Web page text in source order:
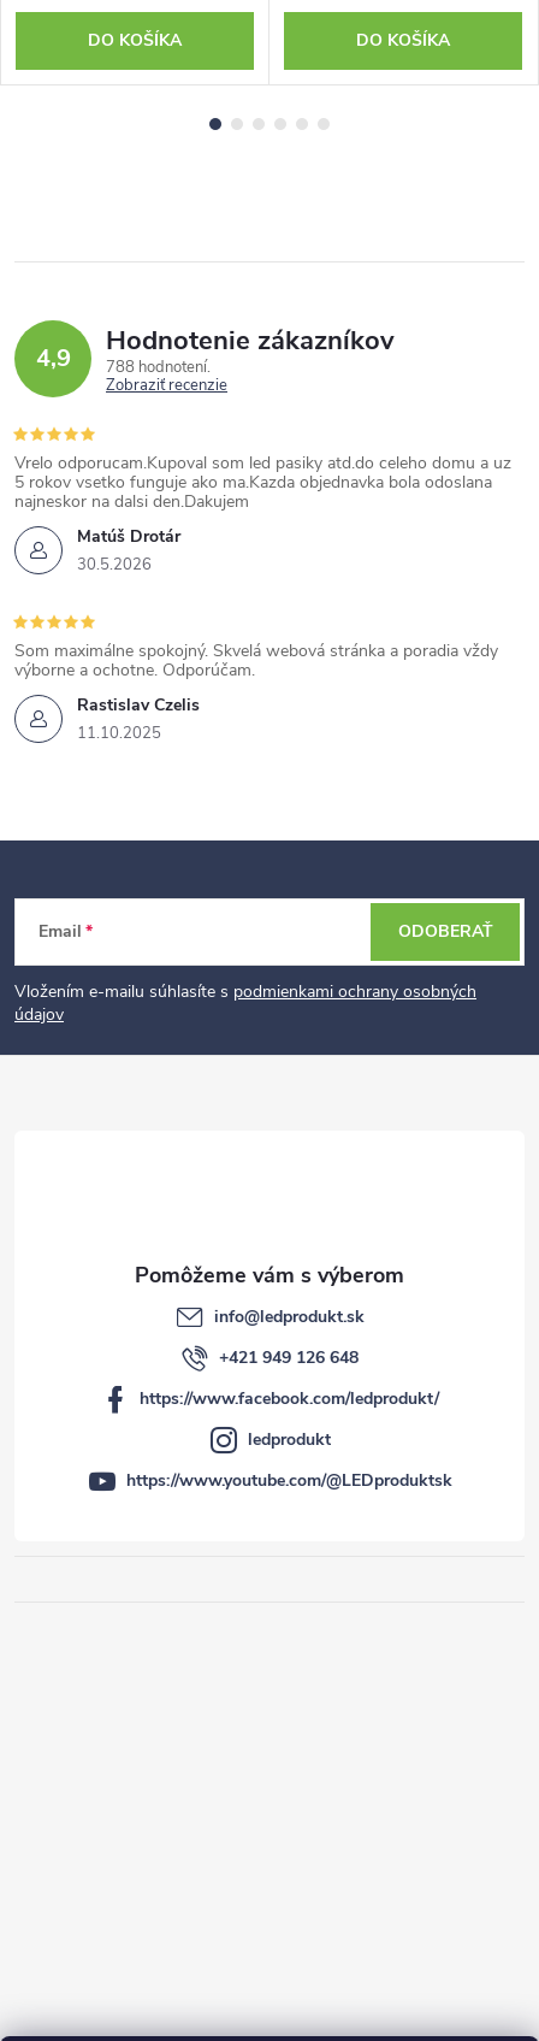
DO KOŠÍKA DO KOŠÍKA
4,9 Hodnotenie zákazníkov
788 hodnotení
Zobraziť recenzie
Matúš Drotár
30.5.2026
Vrelo odporucam.Kupoval som led pasiky atd.do celeho domu a uz
5 rokov vsetko funguje ako ma.Kazda objednavka bola odoslana
najneskor na dalsi den.Dakujem
Rastislav Czelis
11.10.2025
Som maximálne spokojný. Skvelá webová stránka a poradia vždy
výborne a ochotne. Odporúčam.
t
Email
Vložením e-mailu súhlasíte s podmienkami ochrany osobných
údajov
ODOBERAŤ
info@ledprodukt.sk
+421 949 126 648
https://www.facebook.com/ledprodukt/
ledprodukt
https://www.youtube.com/@LEDproduktsk